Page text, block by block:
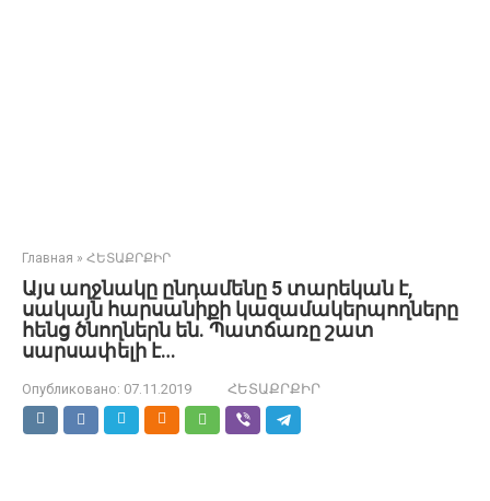
Главная » ՀԵՏԱՔՐՔԻՐ
Այս աղջնակը ընդամենը 5 տարեկան է,
սակայն հարսանիքի կազամակերպողները
հենց ծնողներն են. Պատճառը շատ
սարսափելի է…
Опубликовано: 07.11.2019 ՀԵՏԱՔՐՔԻՐ